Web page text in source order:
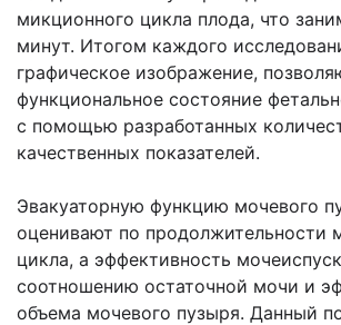
микционного цикла плода, что
минут. Итогом каждого
графическое изображение,
функциональное состояние
с помощью разработанных
качественных показателей.
Эвакуаторную функцию мочевого
оценивают по продолжительности
цикла, а эффективность
соотношению остаточной мочи и
объема мочевого пузыря. Данный